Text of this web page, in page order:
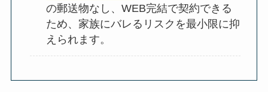
の郵送物なし、WEB完結で契約できる
ため、家族にバレるリスクを最小限に抑
えられます。